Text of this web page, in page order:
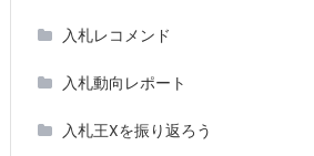
入札レコメンド
入札動向レポート
入札王Xを振り返ろう